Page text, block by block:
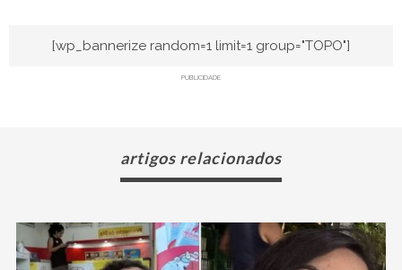
[wp_bannerize random=1 limit=1 group="TOPO"]
PUBLICIDADE
artigos relacionados